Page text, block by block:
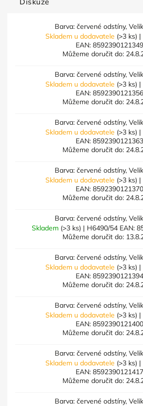
Barva: červené odstíny,
Skladem u dodavatele (>3 ks) |
EAN: 8592390121349
Můžeme doručit do:
Barva: červené odstíny,
Skladem u dodavatele (>3 ks) |
EAN: 8592390121356
Můžeme doručit do:
Barva: červené odstíny,
Skladem u dodavatele (>3 ks) |
EAN: 8592390121363
Můžeme doručit do:
Barva: červené odstíny,
Skladem u dodavatele (>3 ks) |
EAN: 8592390121370
Můžeme doručit do:
Barva: červené odstíny,
Skladem (>3 ks) | H6490/54 EAN:
Můžeme doručit do:
Barva: červené odstíny,
Skladem u dodavatele (>3 ks) |
EAN: 8592390121394
Můžeme doručit do:
Barva: červené odstíny,
Skladem u dodavatele (>3 ks) |
EAN: 8592390121400
Můžeme doručit do:
Barva: červené odstíny,
Skladem u dodavatele (>3 ks) |
EAN: 8592390121417
Můžeme doručit do:
Barva: červené odstíny,